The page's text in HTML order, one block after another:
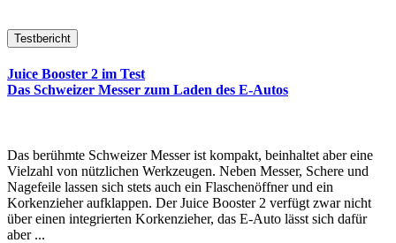
Testbericht
Juice Booster 2 im Test
Das Schweizer Messer zum Laden des E-Autos
Das berühmte Schweizer Messer ist kompakt, beinhaltet aber eine
Vielzahl von nützlichen Werkzeugen. Neben Messer, Schere und
Nagefeile lassen sich stets auch ein Flaschenöffner und ein
Korkenzieher aufklappen. Der Juice Booster 2 verfügt zwar nicht
über einen integrierten Korkenzieher, das E-Auto lässt sich dafür
aber ...